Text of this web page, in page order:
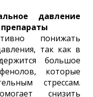
давление
понижать
так как в
большое
которые
стрессам.
снизить